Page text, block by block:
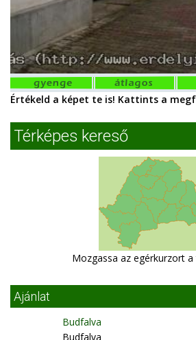
Értékeld a képet te is! Kattints a
Térképes kereső
Mozgassa az egérkurzort a
Ajánlat
Budfalva
Budfalva